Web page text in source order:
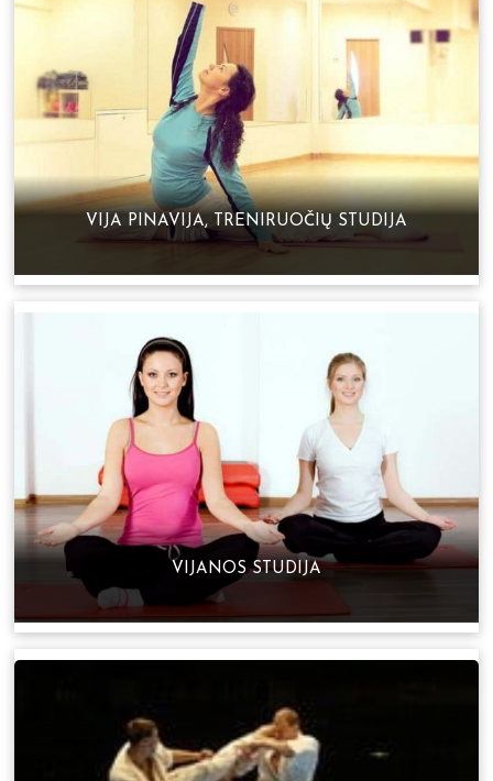
VIJA PINAVIJA, TRENIRUOČIŲ STUDIJA
VIJANOS STUDIJA